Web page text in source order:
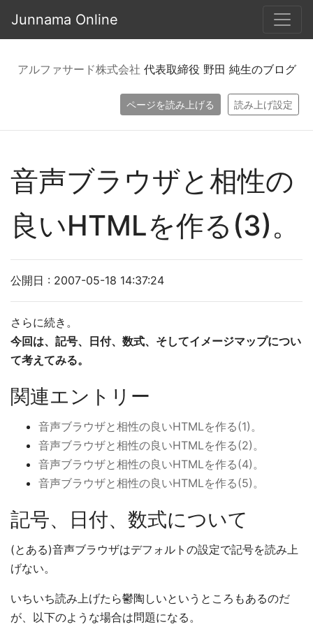
Junnama Online
アルファサード株式会社 代表取締役 野田 純生のブログ
ページを読み上げる 読み上げ設定
音声ブラウザと相性の
良いHTMLを作る(3)。
公開日 : 2007-05-18 14:37:24
さらに続き。
今回は、記号、日付、数式、そしてイメージマップについ
て考えてみる。
関連エントリー
音声ブラウザと相性の良いHTMLを作る(1)。
音声ブラウザと相性の良いHTMLを作る(2)。
音声ブラウザと相性の良いHTMLを作る(4)。
音声ブラウザと相性の良いHTMLを作る(5)。
記号、日付、数式について
(とある)音声ブラウザはデフォルトの設定で記号を読み上
げない。
いちいち読み上げたら鬱陶しいというところもあるのだ
が、以下のような場合は問題になる。